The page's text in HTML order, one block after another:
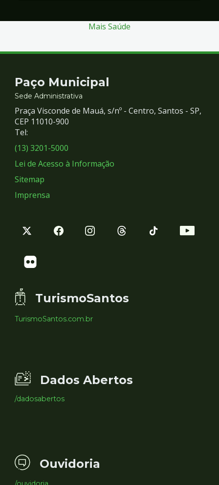
Mais Saúde
Contato
e
Redes
Sociais
Paço Municipal
Sede Administrativa
Praça Visconde de Mauá, s/nº - Centro, Santos - SP,
CEP 11010-900
Tel:
(13) 3201-5000
Lei de Acesso à Informação
Sitemap
Imprensa
TurismoSantos
TurismoSantos.com.br
Dados Abertos
/dadosabertos
Ouvidoria